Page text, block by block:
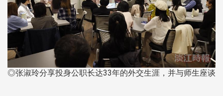
◎张淑玲分享投身公职长达33年的外交生涯，并与师生座谈